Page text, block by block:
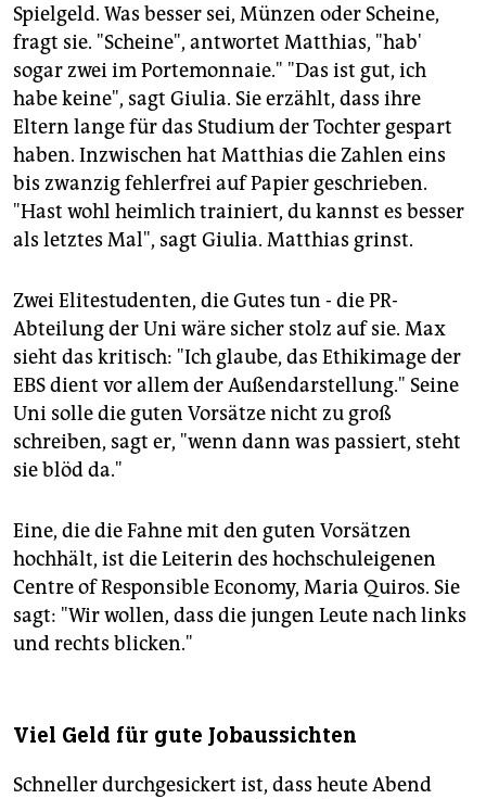
Spielgeld. Was besser sei, Münzen oder Scheine,
fragt sie. "Scheine", antwortet Matthias, "hab'
sogar zwei im Portemonnaie." "Das ist gut, ich
habe keine", sagt Giulia. Sie erzählt, dass ihre
Eltern lange für das Studium der Tochter gespart
haben. Inzwischen hat Matthias die Zahlen eins
bis zwanzig fehlerfrei auf Papier geschrieben.
"Hast wohl heimlich trainiert, du kannst es besser
als letztes Mal", sagt Giulia. Matthias grinst.
Zwei Elitestudenten, die Gutes tun - die PR-
Abteilung der Uni wäre sicher stolz auf sie. Max
sieht das kritisch: "Ich glaube, das Ethikimage der
EBS dient vor allem der Außendarstellung." Seine
Uni solle die guten Vorsätze nicht zu groß
schreiben, sagt er, "wenn dann was passiert, steht
sie blöd da."
Eine, die die Fahne mit den guten Vorsätzen
hochhält, ist die Leiterin des hochschuleigenen
Centre of Responsible Economy, Maria Quiros. Sie
sagt: "Wir wollen, dass die jungen Leute nach links
und rechts blicken."
Viel Geld für gute Jobaussichten
Schneller durchgesickert ist, dass heute Abend